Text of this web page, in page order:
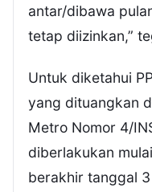
antar/dibawa
tetap diizinkan,”
Untuk diketahui
yang dituangkan
Metro Nomor 4/
diberlakukan
berakhir tanggal